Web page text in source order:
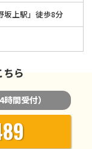
坂上駅」徒歩8分
ら
間受付）